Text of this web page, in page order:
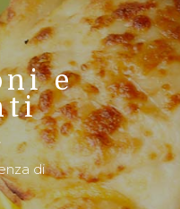
e
di